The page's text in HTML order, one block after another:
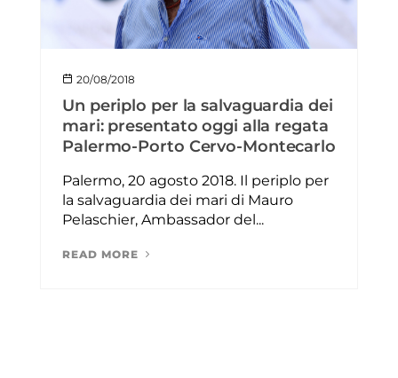
20/08/2018
Un periplo per la salvaguardia dei
mari: presentato oggi alla regata
Palermo-Porto Cervo-Montecarlo
Palermo, 20 agosto 2018. Il periplo per
la salvaguardia dei mari di Mauro
Pelaschier, Ambassador del...
READ MORE